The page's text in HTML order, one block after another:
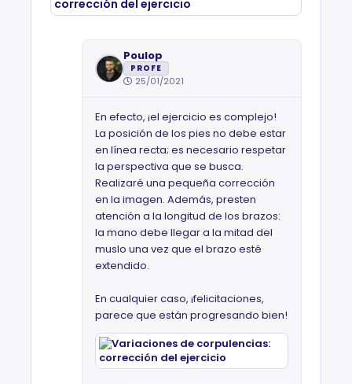
Poulop
PROFE
25/01/2021
En efecto, ¡el ejercicio es complejo!
La posición de los pies no debe estar
en línea recta; es necesario respetar
la perspectiva que se busca.
Realizaré una pequeña corrección
en la imagen. Además, presten
atención a la longitud de los brazos:
la mano debe llegar a la mitad del
muslo una vez que el brazo esté
extendido.
En cualquier caso, ¡felicitaciones,
parece que están progresando bien!